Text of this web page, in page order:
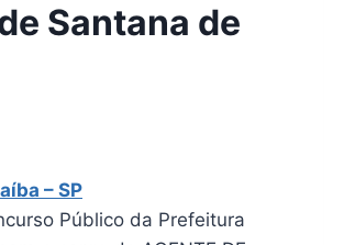
Santana de
– SP
Público da Prefeitura